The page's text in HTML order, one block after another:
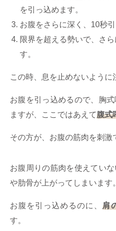
を引っ込めます。
お腹をさらに深く、10秒引
限界を超える勢いで、さ
す。
この時、息を止めないように
お腹を引っ込めるので、胸
ますが、ここではあえて腹式
その方が、お腹の筋肉を刺激
お腹周りの筋肉を使えてい
や肋骨が上がってしまいます。
お腹を引っ込めるのに、 肩
す。